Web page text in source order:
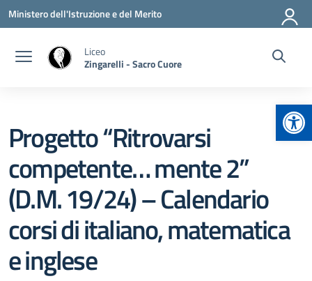
Vai ai contenuti
Vai al menu di navigazione
Vai al footer
Ministero dell'Istruzione e del Merito
Liceo
Zingarelli - Sacro Cuore
Progetto “Ritrovarsi
competente… mente 2”
(D.M. 19/24) – Calendario
corsi di italiano, matematica
e inglese